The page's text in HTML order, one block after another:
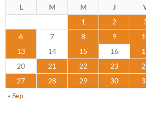
L M M J
1
2
6
7 8 9
13
14 15 16
20
21 22 23
27
28 29 30
« Sep